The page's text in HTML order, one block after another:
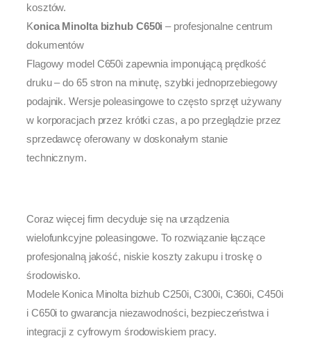
kosztów.
Konica Minolta bizhub C650i – profesjonalne centrum
dokumentów
Flagowy model C650i zapewnia imponującą prędkość
druku – do 65 stron na minutę, szybki jednoprzebiegowy
podajnik. Wersje poleasingowe to często sprzęt używany
w korporacjach przez krótki czas, a po przeglądzie przez
sprzedawcę oferowany w doskonałym stanie
technicznym.
Coraz więcej firm decyduje się na urządzenia
wielofunkcyjne poleasingowe. To rozwiązanie łączące
profesjonalną jakość, niskie koszty zakupu i troskę o
środowisko.
Modele Konica Minolta bizhub C250i, C300i, C360i, C450i
i C650i to gwarancja niezawodności, bezpieczeństwa i
integracji z cyfrowym środowiskiem pracy.